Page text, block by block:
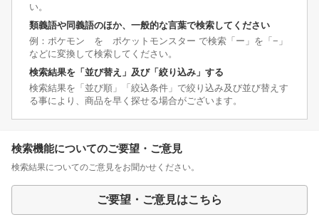
い。
類義語や同義語のほか、一般的な言葉で検索してください
例：ポケモン を ポケットモンスター で検索「ー」を「−」
などに変換して検索してください。
検索結果を「並び替え」及び「絞り込み」する
検索結果を「並び順」「絞込条件」で絞り込み及び並び替えす
る事により、商品を早く探せる場合がございます。
検索機能についてのご要望・ご意見
検索結果についてのご意見をお聞かせください。
ご要望・ご意見はこちら